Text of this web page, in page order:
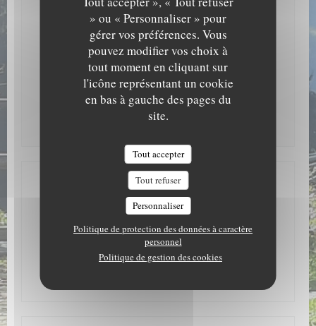
» ou « Personnaliser » pour
gérer vos préférences. Vous
pouvez modifier vos choix à
tout moment en cliquant sur
l'icône représentant un cookie
en bas à gauche des pages du
site.
Tout accepter
Tout refuser
Personnaliser
Politique de protection des données à caractère
personnel
Politique de gestion des cookies
Horaires
Dim 12h00 - 13h45 • 19h00 - 21h00 *
* Uniquement sur réservation
Accès
Valmobus Ligne 1